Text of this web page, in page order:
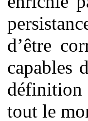
d’être
capables
définition
tout le